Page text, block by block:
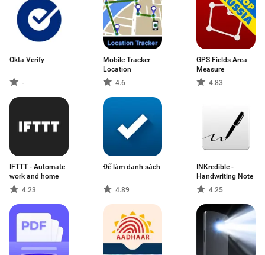
Okta Verify
-
Mobile Tracker
Location
4.6
GPS Fields Area
Measure
4.83
IFTTT - Automate
work and home
4.23
Để làm danh sách
4.89
INKredible -
Handwriting Note
4.25